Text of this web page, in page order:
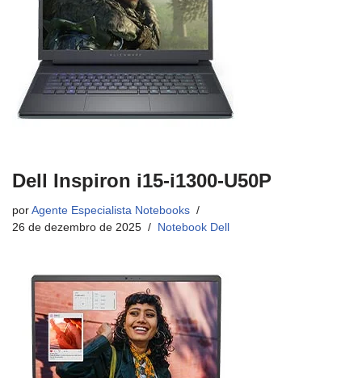
Dell Inspiron i15-i1300-U50P
por Agente Especialista Notebooks
26 de dezembro de 2025
Notebook Dell